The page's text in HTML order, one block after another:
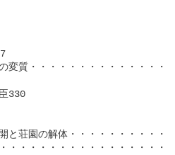
変質・・・・・・・・・・・・・・
330
と荘園の解体・・・・・・・・・・
・・・・・・・・・・・・・・・・